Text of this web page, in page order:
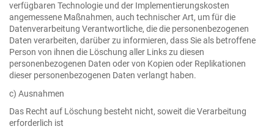
verfügbaren Technologie und der Implementierungskosten
angemessene Maßnahmen, auch technischer Art, um für die
Datenverarbeitung Verantwortliche, die die personenbezogenen
Daten verarbeiten, darüber zu informieren, dass Sie als betroffene
Person von ihnen die Löschung aller Links zu diesen
personenbezogenen Daten oder von Kopien oder Replikationen
dieser personenbezogenen Daten verlangt haben.
c) Ausnahmen
Das Recht auf Löschung besteht nicht, soweit die Verarbeitung
erforderlich ist